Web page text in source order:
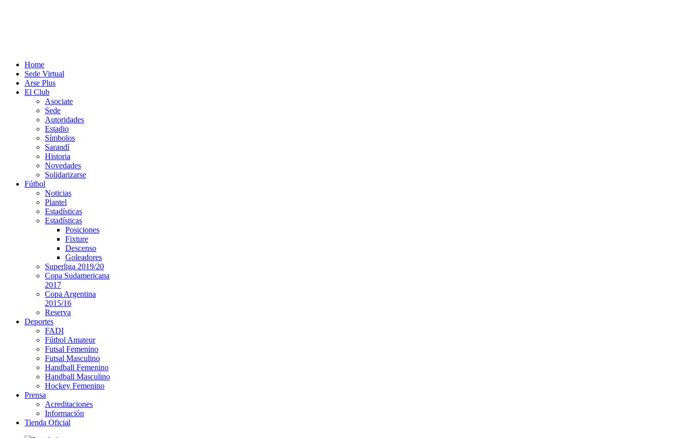
Home
Sede Virtual
Arse Plus
El Club
Asociate
Sede
Autoridades
Estadio
Símbolos
Sarandí
Historia
Novedades
Solidarizarse
Fútbol
Noticias
Plantel
Estadísticas
Estadísticas
Posiciones
Fixture
Descenso
Goleadores
Superliga 2019/20
Copa Sudamericana
2017
Copa Argentina
2015/16
Reserva
Deportes
FADI
Fútbol Amateur
Futsal Femenino
Futsal Masculino
Handball Femenino
Handball Masculino
Hockey Femenino
Prensa
Acreditaciones
Información
Tienda Oficial